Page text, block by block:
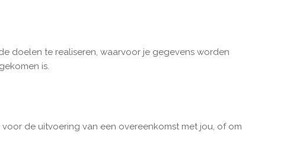
doelen te realiseren, waarvoor je gegevens worden
is.
de uitvoering van een overeenkomst met jou, of om